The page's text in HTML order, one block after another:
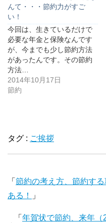
んて・・・節約力がすご
い！
今回は、生きているだけで
必要な年金と保険なんです
が、今までも少し節約方法
があったんです。その節約
方法…
2014年10月17日
節約
タグ : ご挨拶
「 節約の考え方、節約す
ある！
」
「 年賀状で節約、来年